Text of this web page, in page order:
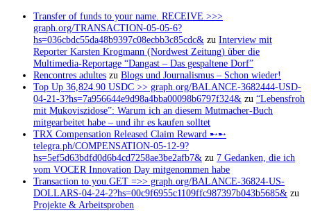
Transfer of funds to your name. RECEIVE >>>
graph.org/TRANSACTION-05-05-6?
hs=036cbdc55da48b9397c08ecbb3c85cdc& zu Interview mit
Reporter Karsten Krogmann (Nordwest Zeitung) über die
Multimedia-Reportage “Dangast – Das gespaltene Dorf”
Rencontres adultes zu Blogs und Journalismus – Schon wieder!
Top Up 36,824.90 USDC >> graph.org/BALANCE-3682444-USD-
04-21-3?hs=7a956644e9d98a4bba00098b6797f324& zu “Lebensfroh
mit Mukoviszidose”: Warum ich an diesem Mutmacher-Buch
mitgearbeitet habe – und ihr es kaufen solltet
TRX Compensation Released Claim Reward ➸➸
telegra.ph/COMPENSATION-05-12-9?
hs=5ef5d63bdfd0d6b4cd7258ae3be2afb7& zu 7 Gedanken, die ich
vom VOCER Innovation Day mitgenommen habe
Transaction to you.GET =>> graph.org/BALANCE-36824-US-
DOLLARS-04-24-2?hs=00c9f6955c1109ffc987397b043b5685& zu
Projekte & Arbeitsproben